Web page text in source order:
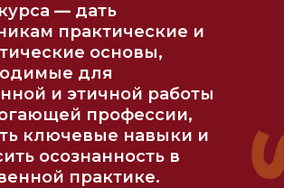
— дать
практические и
основы,
для
и этичной работы
профессии,
ключевые навыки и
осознанность в
практике.